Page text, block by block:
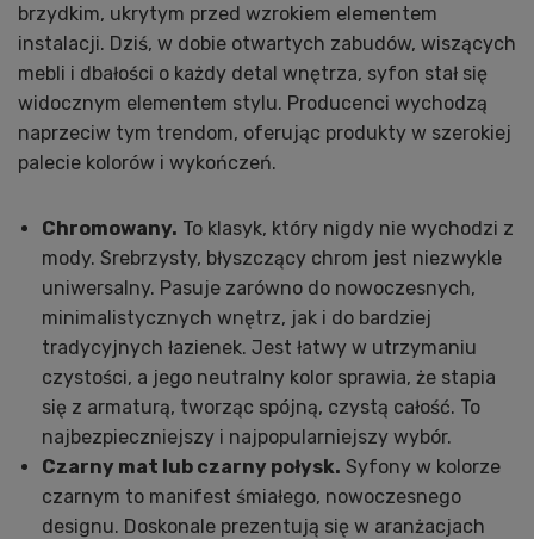
brzydkim, ukrytym przed wzrokiem elementem
instalacji. Dziś, w dobie otwartych zabudów, wiszących
mebli i dbałości o każdy detal wnętrza, syfon stał się
widocznym elementem stylu. Producenci wychodzą
naprzeciw tym trendom, oferując produkty w szerokiej
palecie kolorów i wykończeń.
Chromowany. To klasyk, który nigdy nie wychodzi z
mody. Srebrzysty, błyszczący chrom jest niezwykle
uniwersalny. Pasuje zarówno do nowoczesnych,
minimalistycznych wnętrz, jak i do bardziej
tradycyjnych łazienek. Jest łatwy w utrzymaniu
czystości, a jego neutralny kolor sprawia, że stapia
się z armaturą, tworząc spójną, czystą całość. To
najbezpieczniejszy i najpopularniejszy wybór.
Czarny mat lub czarny połysk. Syfony w kolorze
czarnym to manifest śmiałego, nowoczesnego
designu. Doskonale prezentują się w aranżacjach